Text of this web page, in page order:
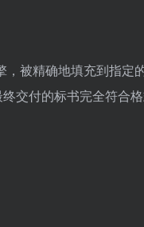
被精确地填充到指定
交付的标书完全符合